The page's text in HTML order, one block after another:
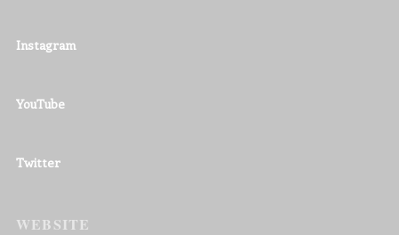
Instagram
YouTube
Twitter
WEBSITE